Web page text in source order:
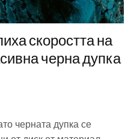
скоростта на
черна дупка
черната дупка се